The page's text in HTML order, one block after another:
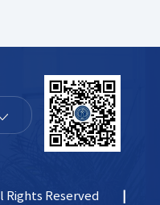
Rights Reserved